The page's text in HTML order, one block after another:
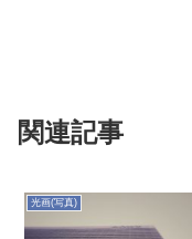
関連記事
光画(写真)